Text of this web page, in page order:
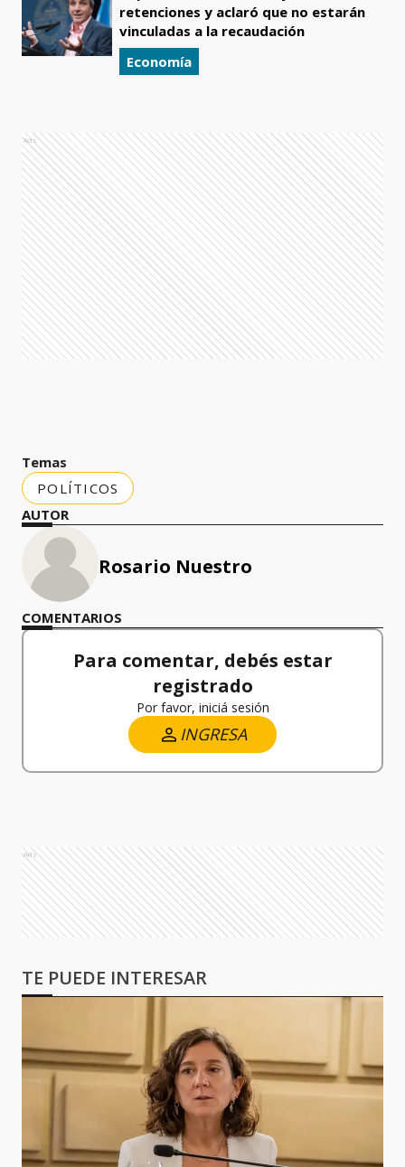
retenciones y aclaró que no estarán
vinculadas a la recaudación
Economía
Ads
Temas
POLÍTICOS
AUTOR
Rosario Nuestro
COMENTARIOS
Para comentar, debés estar
registrado
Por favor, iniciá sesión
INGRESA
Ads
TE PUEDE INTERESAR